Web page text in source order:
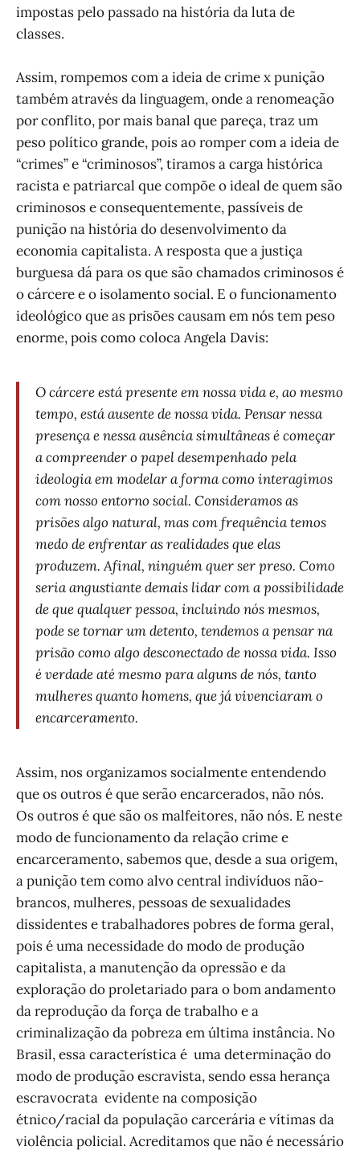
impostas pelo passado na história da luta de
classes.
Assim, rompemos com a ideia de crime x punição
também através da linguagem, onde a renomeação
por conflito, por mais banal que pareça, traz um
peso político grande, pois ao romper com a ideia de
“crimes” e “criminosos”, tiramos a carga histórica
racista e patriarcal que compõe o ideal de quem são
criminosos e consequentemente, passíveis de
punição na história do desenvolvimento da
economia capitalista. A resposta que a justiça
burguesa dá para os que são chamados criminosos é
o cárcere e o isolamento social. E o funcionamento
ideológico que as prisões causam em nós tem peso
enorme, pois como coloca Angela Davis:
O cárcere está presente em nossa vida e, ao mesmo
tempo, está ausente de nossa vida. Pensar nessa
presença e nessa ausência simultâneas é começar
a compreender o papel desempenhado pela
ideologia em modelar a forma como interagimos
com nosso entorno social. Consideramos as
prisões algo natural, mas com frequência temos
medo de enfrentar as realidades que elas
produzem. Afinal, ninguém quer ser preso. Como
seria angustiante demais lidar com a possibilidade
de que qualquer pessoa, incluindo nós mesmos,
pode se tornar um detento, tendemos a pensar na
prisão como algo desconectado de nossa vida. Isso
é verdade até mesmo para alguns de nós, tanto
mulheres quanto homens, que já vivenciaram o
encarceramento.
Assim, nos organizamos socialmente entendendo
que os outros é que serão encarcerados, não nós.
Os outros é que são os malfeitores, não nós. E neste
modo de funcionamento da relação crime e
encarceramento, sabemos que, desde a sua origem,
a punição tem como alvo central indivíduos não-
brancos, mulheres, pessoas de sexualidades
dissidentes e trabalhadores pobres de forma geral,
pois é uma necessidade do modo de produção
capitalista, a manutenção da opressão e da
exploração do proletariado para o bom andamento
da reprodução da força de trabalho e a
criminalização da pobreza em última instância. No
Brasil, essa característica é uma determinação do
modo de produção escravista, sendo essa herança
escravocrata evidente na composição
étnico/racial da população carcerária e vítimas da
violência policial. Acreditamos que não é necessário